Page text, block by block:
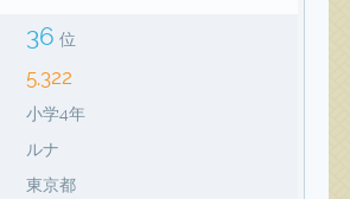
36 位
5,322
小学4年
ルナ
東京都